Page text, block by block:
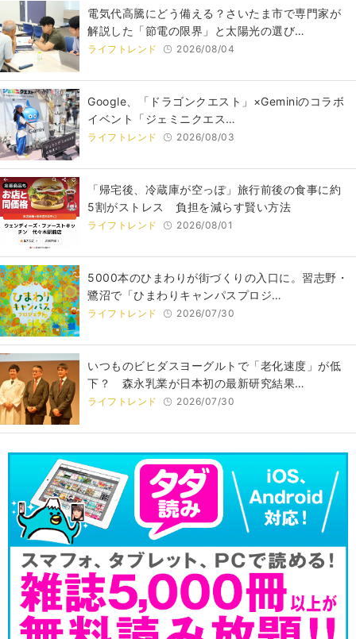
電気代高騰にどう備える？さいたま市で専門家が
解説した「節電の限界」と太陽光の選び…
ライフトレンド 2026/08/04
Google、「ドラゴンクエスト」×Geminiのコラボ
イベント「ジェミニクエス…
ライフトレンド 2026/08/03
「帰宅後、冷蔵庫が空っぽ」旅行前後の食事に約
5割がストレス 負担を減らす賢い方法
ライフトレンド 2026/08/01
5000本のひまわりが街づくりの入口に。習志野・
鷺沼で「ひまわりキャンパスプロジ…
ライフトレンド 2026/07/30
いつものビヒダスヨーグルトで「老化速度」が低
下？ 森永乳業が日本初の最新研究結果…
ライフトレンド 2026/07/30